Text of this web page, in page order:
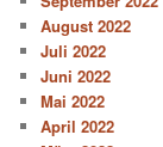
August 2022
Juli 2022
Juni 2022
Mai 2022
April 2022